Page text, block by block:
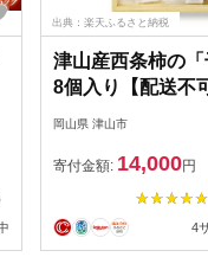
出典：楽天ふるさと納税
津山産西条柿の「
8個入り【配送不
離島】
岡山県 津山市
寄付金額: 14,000円
4